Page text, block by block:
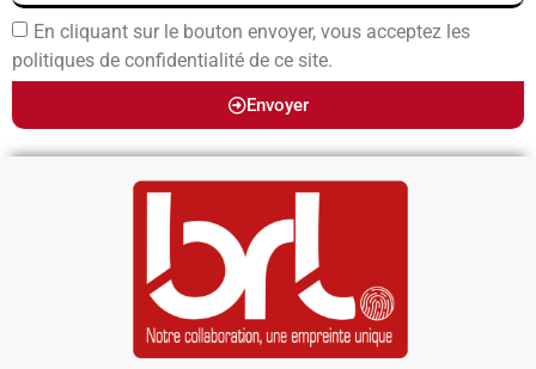
En cliquant sur le bouton envoyer, vous acceptez les
politiques de confidentialité de ce site.
Envoyer